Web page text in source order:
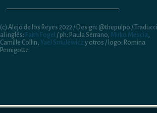
(c) Alejo de los Reyes 2022 / Design: @thepulpo /
al inglés: Faith Fogel / ph: Paula Serrano, Mirko Mescia,
Camille Collin, Yael Smulewicz y otros / logo: Romina
Pernigotte